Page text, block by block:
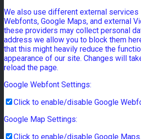
We also use different external services
Webfonts, Google Maps, and external
these providers may collect personal
address we allow you to block them
that this might heavily reduce the
appearance of our site. Changes will
reload the page.
Google Webfont Settings:
Click to enable/disable Google
Google Map Settings:
Click to enable/disable Google Maps.